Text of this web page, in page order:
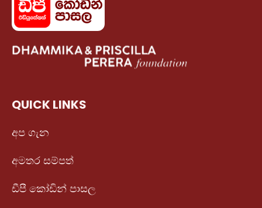
QUICK LINKS
අප ගැන
අමතර සම්පත්
ඩීපී කෝඩින් පාසල